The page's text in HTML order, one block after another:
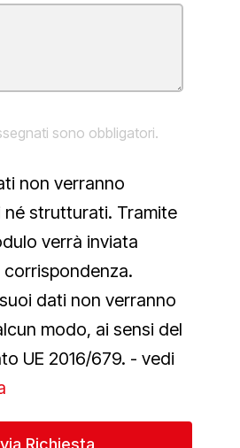
sono obbligatori.
non verranno
né strutturati. Tramite
verrà inviata
corrispondenza.
dati non verranno
modo, ai sensi del
UE 2016/679. - vedi